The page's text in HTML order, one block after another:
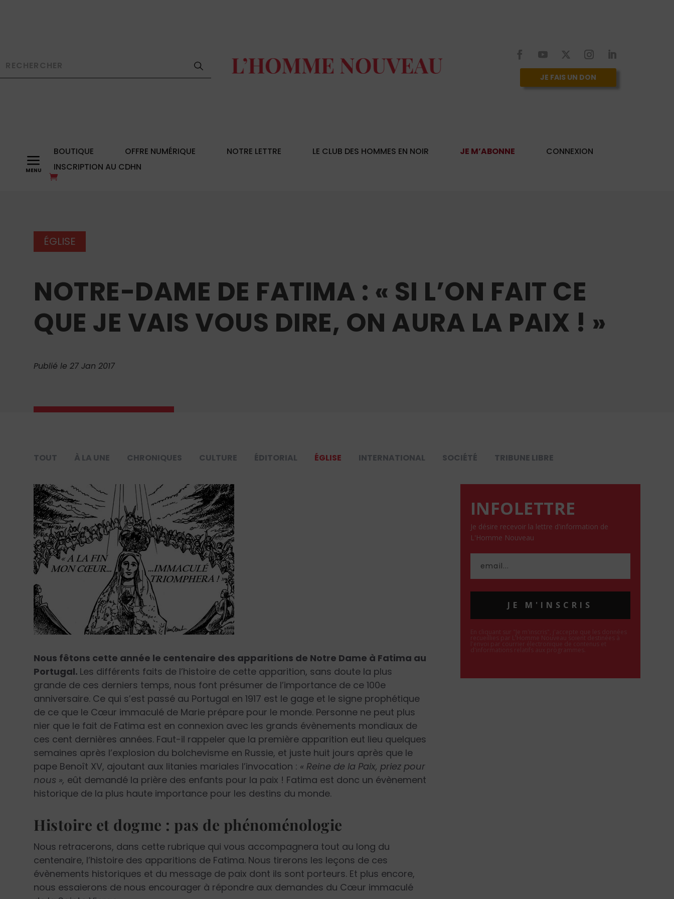
JE FAIS UN DON
a BOUTIQUE OFFRE NUMÉRIQUE NOTRE LETTRE LE CLUB DES HOMMES EN NOIR JE M’ABONNE
CONNEXION
INSCRIPTION AU CDHN
ÉGLISE
NOTRE-DAME DE FATIMA : « SI L’ON FAIT CE
QUE JE VAIS VOUS DIRE, ON AURA LA PAIX ! »
Publié le 27 Jan 2017
TOUT À LA UNE CHRONIQUES CULTURE ÉDITORIAL ÉGLISE INTERNATIONAL SOCIÉTÉ TRIBUNE LIBRE
Nous fêtons cette année le centenaire des apparitions de Notre Dame à Fatima au
Portugal. Les différents faits de l’histoire de cette apparition, sans doute la plus
grande de ces derniers temps, nous font présumer de l’importance de ce 100e
anniversaire. Ce qui s’est passé au Portugal en 1917 est le gage et le signe prophétique
de ce que le Cœur immaculé de Marie prépare pour le monde. Personne ne peut plus
nier que le fait de Fatima est en connexion avec les grands évènements mondiaux de
ces cent dernières années. Faut-il rappeler que la première apparition eut lieu quelques
semaines après l’explosion du bolchevisme en Russie, et juste huit jours après que le
pape Benoît XV, ajoutant aux litanies mariales l’invocation : « Reine de la Paix, priez pour
nous », eût demandé la prière des enfants pour la paix ! Fatima est donc un évènement
historique de la plus haute importance pour les destins du monde.
Histoire et dogme : pas de phénoménologie
Nous retracerons, dans cette rubrique qui vous accompagnera tout au long du
centenaire, l’histoire des apparitions de Fatima. Nous tirerons les leçons de ces
évènements historiques et du message de paix dont ils sont porteurs. Et plus encore,
nous essaierons de nous encourager à répondre aux demandes du Cœur immaculé
INFOLETTRE
Je désire recevoir la lettre d'information de
L'Homme Nouveau
JE M'INSCRIS
En cliquant sur "Je m'inscris", j'accepte que les données
recueillies par L'Homme Nouveau soient destinées à
l'envoi par courrier électronique de contenus et
d'informations relatifs aux programmes.